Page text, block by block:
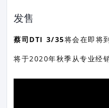
发售
蔡司DTI 3/35将会在即将
将于2020年秋季从专业经